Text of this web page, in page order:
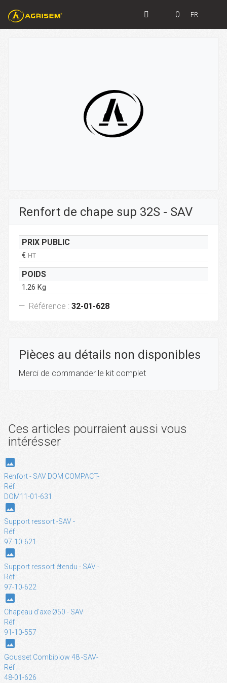
0 FR
Renfort de chape sup 32S - SAV
PRIX PUBLIC
€ HT
POIDS
1.26 Kg
Référence : 32-01-628
Pièces au détails non disponibles
Merci de commander le kit complet
Ces articles pourraient aussi vous
intérésser
photo
Renfort - SAV DOM COMPACT-
Réf :
DOM11-01-631
photo
Support ressort -SAV -
Réf :
97-10-621
photo
Support ressort étendu - SAV -
Réf :
97-10-622
photo
Chapeau d'axe Ø50 - SAV
Réf :
91-10-557
photo
Gousset Combiplow 48 -SAV-
Réf :
48-01-626